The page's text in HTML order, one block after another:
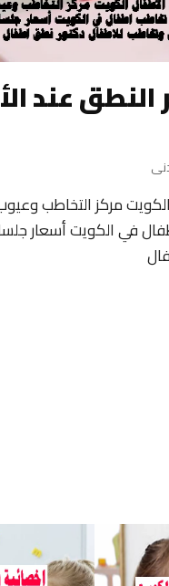
النطق عند
مركز التخاطب
في الكويت أسعار